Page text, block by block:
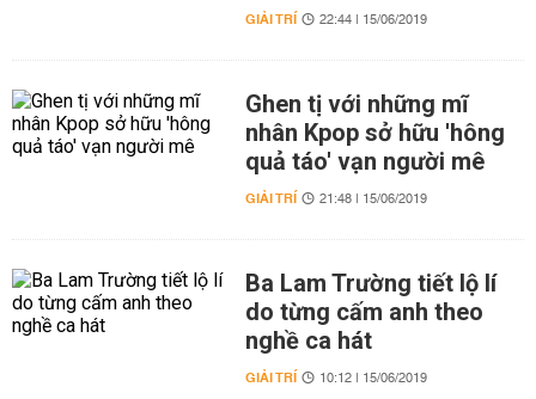
GIẢI TRÍ 22:44 | 15/06/2019
Ghen tị với những mĩ
nhân Kpop sở hữu 'hông
quả táo' vạn người mê
GIẢI TRÍ 21:48 | 15/06/2019
Ba Lam Trường tiết lộ lí
do từng cấm anh theo
nghề ca hát
GIẢI TRÍ 10:12 | 15/06/2019